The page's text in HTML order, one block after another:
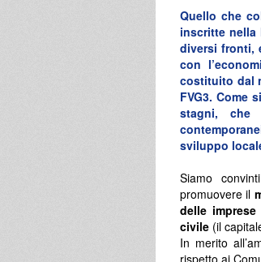
Quello che
inscritte
diversi fronti,
con
costituito dal
FVG3. Come
stagni, che
sviluppo
Siamo
promuovere il
delle
civile (il
In merito
rispetto ai